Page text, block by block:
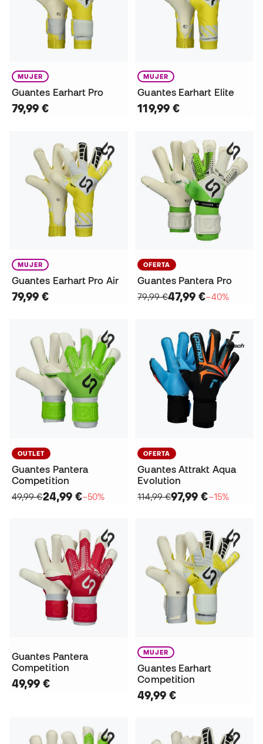
MUJER
Guantes Earhart Pro
79,99 €
MUJER
Guantes Earhart Elite
119,99 €
MUJER
Guantes Earhart Pro Air
79,99 €
OFERTA
Guantes Pantera Pro
79,99 €47,99 €−40%
OUTLET
Guantes Pantera
Competition
49,99 €24,99 €−50%
OFERTA
Guantes Attrakt Aqua
Evolution
114,99 €97,99 €−15%
Guantes Pantera
Competition
49,99 €
MUJER
Guantes Earhart
Competition
49,99 €